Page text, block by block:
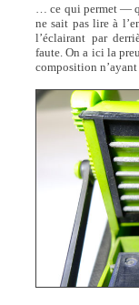
… ce qui permet —
ne sait pas lire à
l’éclairant par
faute. On a ici la
composition n’ayant